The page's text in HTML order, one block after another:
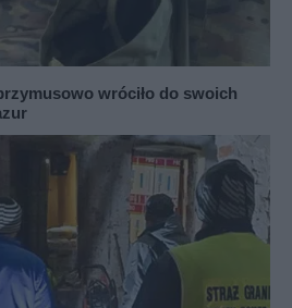
wróciło do swoich